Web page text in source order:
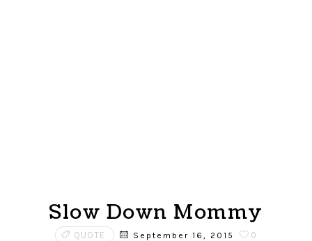
Slow Down Mommy
QUOTE September 16, 2015 0